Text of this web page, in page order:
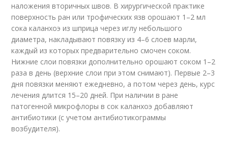
наложения вторичных швов. В хирургической практике
поверхность ран или трофических язв орошают 1–2 мл
сока каланхоэ из шприца через иглу небольшого
диаметра, накладывают повязку из 4–6 слоев марли,
каждый из которых предварительно смочен соком.
Нижние слои повязки дополнительно орошают соком 1–2
раза в день (верхние слои при этом снимают). Первые 2–3
дня повязки меняют ежедневно, а потом через день, курс
лечения длится 15–20 дней. При наличии в ране
патогенной микрофлоры в сок каланхоэ добавляют
антибиотики (с учетом антибиотикограммы
возбудителя).